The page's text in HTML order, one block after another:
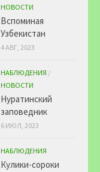
НОВОСТИ
Вспоминая
Узбекистан
4 АВГ, 2023
НАБЛЮДЕНИЯ /
НОВОСТИ
Нуратинский
заповедник
6 ИЮЛ, 2023
НАБЛЮДЕНИЯ
Кулики-сороки